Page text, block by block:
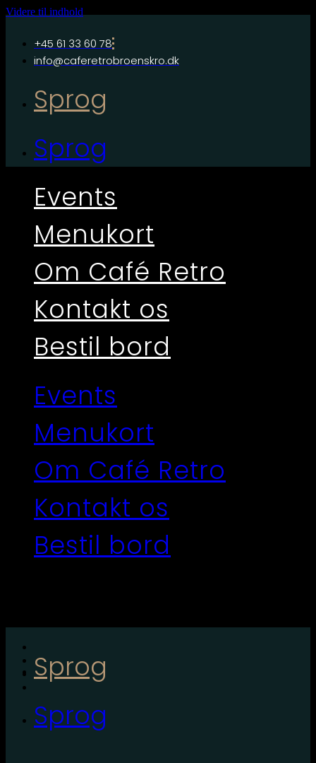
Videre til indhold
+45 61 33 60 78
info@caferetrobroenskro.dk
Sprog
Sprog
Events
Menukort
Om Café Retro
Kontakt os
Bestil bord
Events
Menukort
Om Café Retro
Kontakt os
Bestil bord
Sprog
Sprog